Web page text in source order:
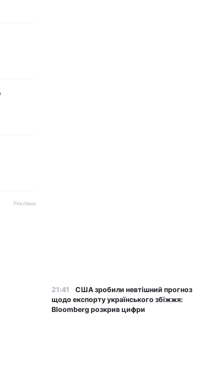
Реклама
21:41
США зробили невтішний прогноз
щодо експорту українського збіжжя:
Bloomberg розкрив цифри